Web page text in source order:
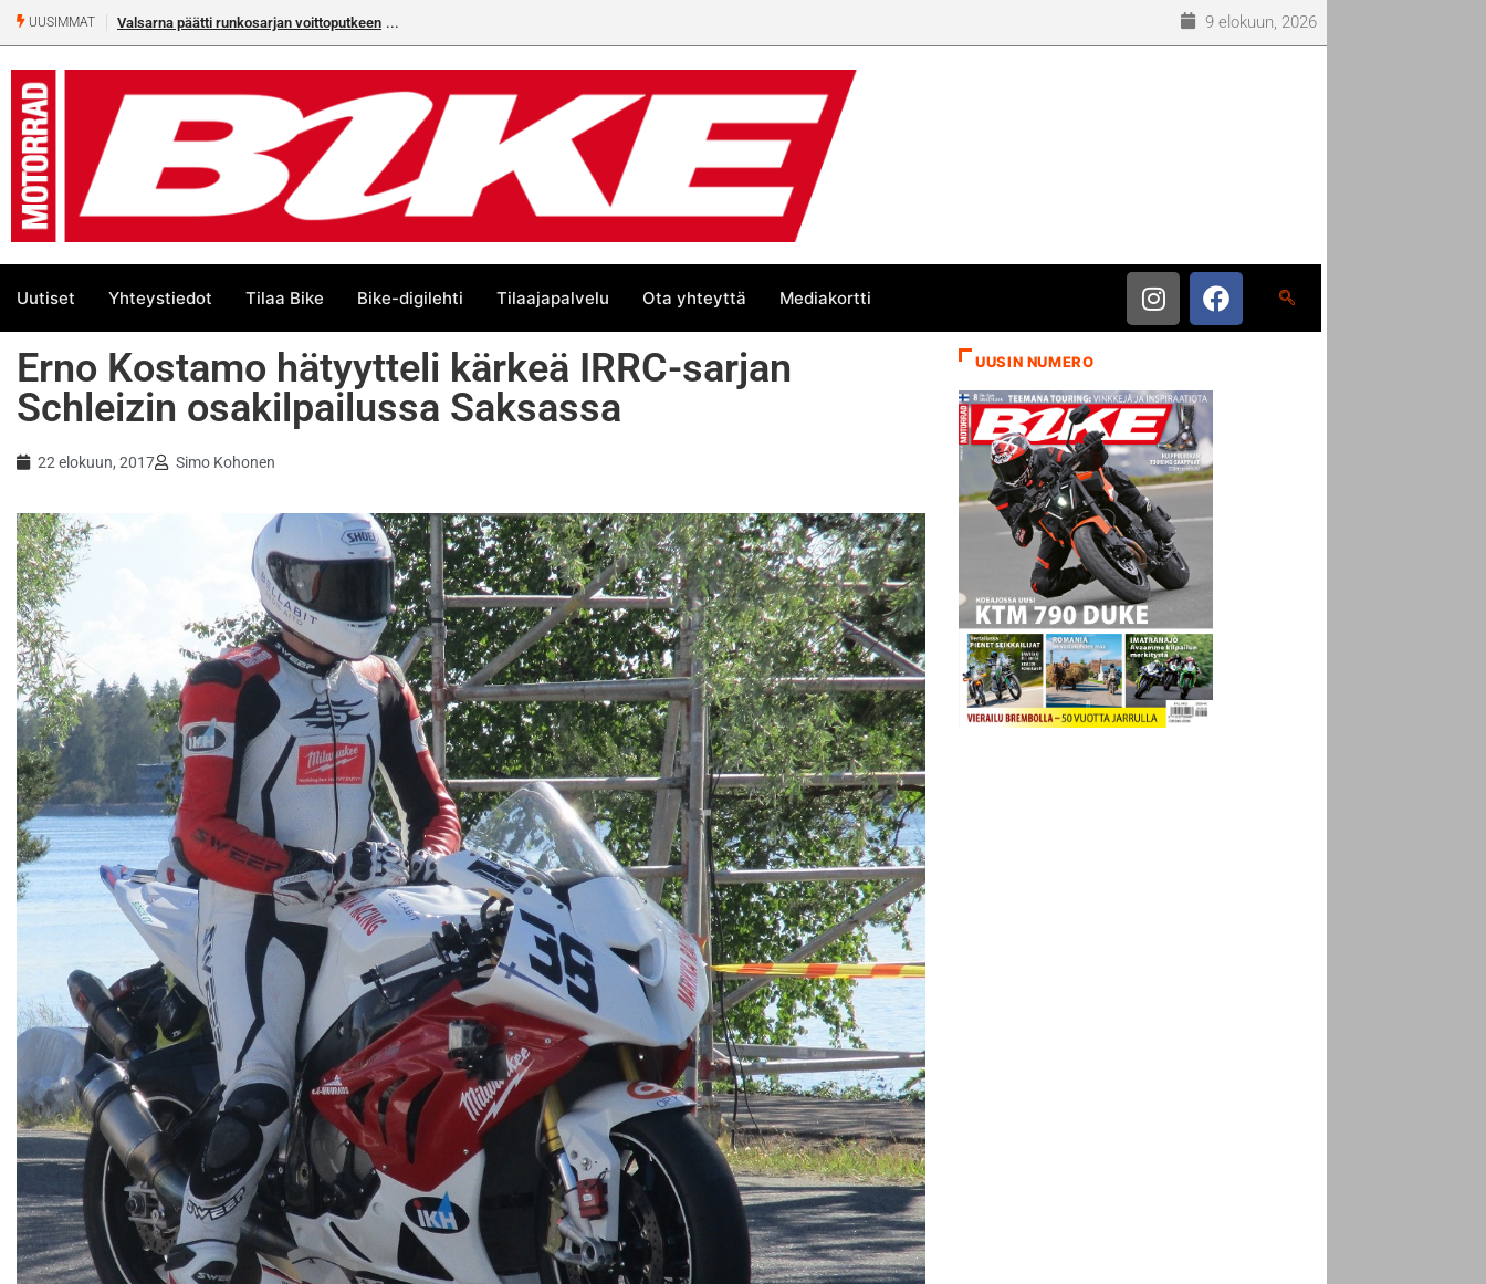
UUSIMMAT Valsarna päätti runkosarjan voittoputkeen
numeroa!
9 elokuun, 2026
Uutiset Yhteystiedot Tilaa Bike Bike-digilehti Tilaajapalvelu Ota yhteyttä Mediakortti
Erno Kostamo hätyytteli kärkeä IRRC-sarjan
Schleizin osakilpailussa Saksassa
22 elokuun, 2017 Simo Kohonen
UUSIN NUMERO